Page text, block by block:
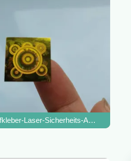
10ml Vial For Medicine Glass
Laser-Sicherheits-